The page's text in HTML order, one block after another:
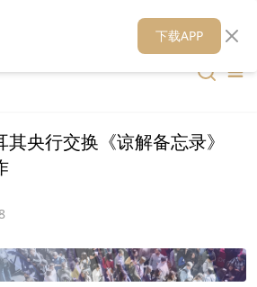
财华媒体矩阵 财华智库
央行交换《谅解备忘录》
下载APP